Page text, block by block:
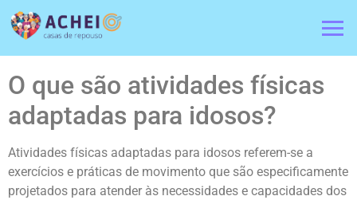
O que são atividades físicas
adaptadas para idosos?
Atividades físicas adaptadas para idosos referem-se a
exercícios e práticas de movimento que são especificamente
projetados para atender às necessidades e capacidades dos